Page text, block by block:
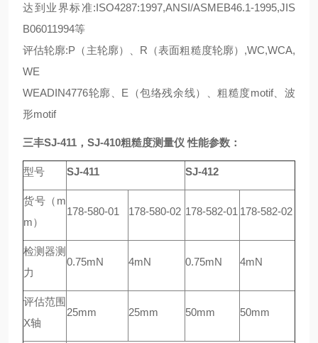
达到业界标准:ISO4287:1997,ANSI/ASMEB46.1-1995,JIS
B06011994等
评估轮廓:P（主轮廓）、R（表面粗糙度轮廓）,WC,WCA,
WE
WEADIN4776轮廓、E（包络残余线）、粗糙度motif、波
形motif
三丰SJ-411，SJ-410粗糙度测量仪性能参数：
型号 SJ-411 SJ-412
货号（m
m）
178-580-01 178-580-02 178-582-01 178-582-02
检测器测
力
0.75mN 4mN 0.75mN 4mN
评估范围
X轴
25mm 25mm 50mm 50mm